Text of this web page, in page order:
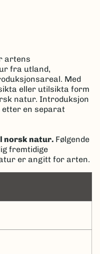
artens
fra utland,
Med
eller utilsikta form
natur. Introduksjon
etter en separat
norsk natur. Følgende
fremtidige
er angitt for arten.